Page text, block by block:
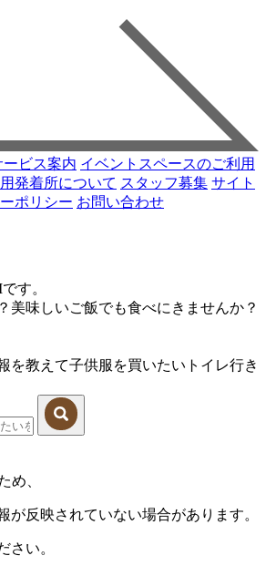
ービス案内 イベントスペースのご利用
発着所について スタッフ募集 サイト
ポリシー お問い合わせ
す。
美味しいご飯でも食べにきませんか？
を教えて子供服を買いたい トイレ行き
め、
が反映されていない場合があります。
さい。